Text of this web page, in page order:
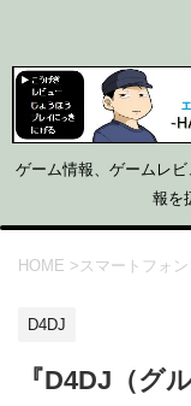
ゲーム情報、ゲームレ
報を
HOME > スマートフォン
D4DJ
『D4DJ（グ